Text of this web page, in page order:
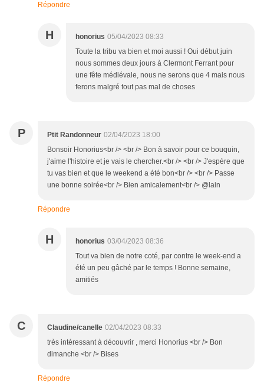
Répondre
H honorius 05/04/2023 08:33
Toute la tribu va bien et moi aussi ! Oui début juin
nous sommes deux jours à Clermont Ferrant pour
une fête médiévale, nous ne serons que 4 mais nous
ferons malgré tout pas mal de choses
P Ptit Randonneur 02/04/2023 18:00
Bonsoir Honorius<br /> <br /> Bon à savoir pour ce bouquin,
j'aime l'histoire et je vais le chercher.<br /> <br /> J'espère que
tu vas bien et que le weekend a été bon<br /> <br /> Passe
une bonne soirée<br /> Bien amicalement<br /> @lain
Répondre
H honorius 03/04/2023 08:36
Tout va bien de notre coté, par contre le week-end a
été un peu gâché par le temps ! Bonne semaine,
amitiés
C Claudine/canelle 02/04/2023 08:33
très intéressant à découvrir , merci Honorius <br /> Bon
dimanche <br /> Bises
Répondre